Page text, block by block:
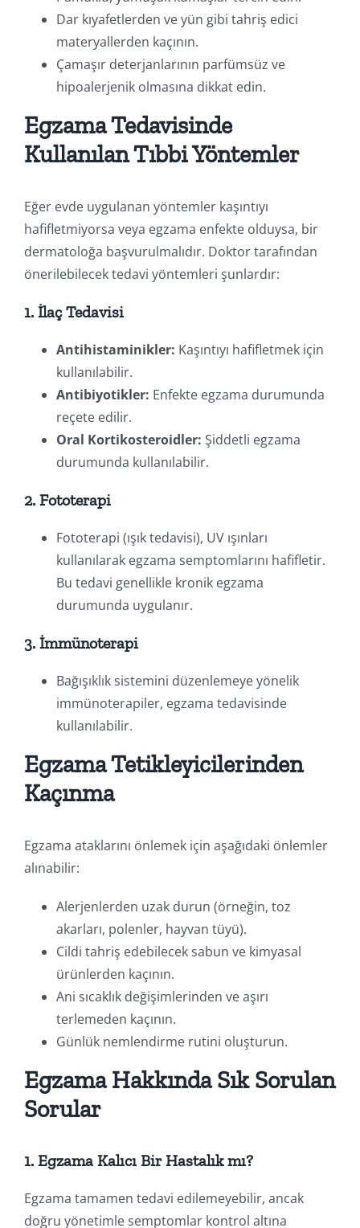
Dar kıyafetlerden ve yün gibi tahriş edici
materyallerden kaçının.
Çamaşır deterjanlarının parfümsüz ve
hipoalerjenik olmasına dikkat edin.
Egzama Tedavisinde
Kullanılan Tıbbi Yöntemler
Eğer evde uygulanan yöntemler kaşıntıyı
hafifletmiyorsa veya egzama enfekte olduysa, bir
dermatoloğa başvurulmalıdır. Doktor tarafından
önerilebilecek tedavi yöntemleri şunlardır:
1. İlaç Tedavisi
Antihistaminikler: Kaşıntıyı hafifletmek için
kullanılabilir.
Antibiyotikler: Enfekte egzama durumunda
reçete edilir.
Oral Kortikosteroidler: Şiddetli egzama
durumunda kullanılabilir.
2. Fototerapi
Fototerapi (ışık tedavisi), UV ışınları
kullanılarak egzama semptomlarını hafifletir.
Bu tedavi genellikle kronik egzama
durumunda uygulanır.
3. İmmünoterapi
Bağışıklık sistemini düzenlemeye yönelik
immünoterapiler, egzama tedavisinde
kullanılabilir.
Egzama Tetikleyicilerinden
Kaçınma
Egzama ataklarını önlemek için aşağıdaki önlemler
alınabilir:
Alerjenlerden uzak durun (örneğin, toz
akarları, polenler, hayvan tüyü).
Cildi tahriş edebilecek sabun ve kimyasal
ürünlerden kaçının.
Ani sıcaklık değişimlerinden ve aşırı
terlemeden kaçının.
Günlük nemlendirme rutini oluşturun.
Egzama Hakkında Sık Sorulan
Sorular
1. Egzama Kalıcı Bir Hastalık mı?
Egzama tamamen tedavi edilemeyebilir, ancak
doğru yönetimle semptomlar kontrol altına